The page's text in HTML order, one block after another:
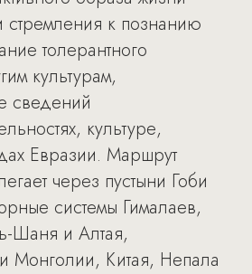
стремления к познанию
толерантного
культурам,
сведений
культуре,
Евразии. Маршрут
через пустыни Гоби
системы Гималаев,
Шаня и Алтая,
Монголии, Китая, Непала